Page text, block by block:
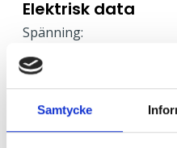
Samtycke
Elektrisk data
Spänning:
Skyddsklass:
Effekt: